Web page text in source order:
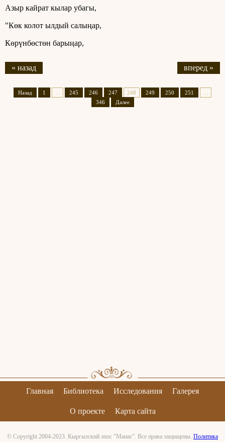
Азыр кайрат кылар убагы,
"Көк колот ылдый салыңар,
Көрүнбөстөн барыңар,
« назад вперед »
Назад 1 245 246 247 248 249 250 251
346
Далее
Главная Библиотека Исследования Галерея
О проекте Карта сайта
© Copyright 2004-2023. Кыргызский эпос "Манас". Все права защищены. Политика